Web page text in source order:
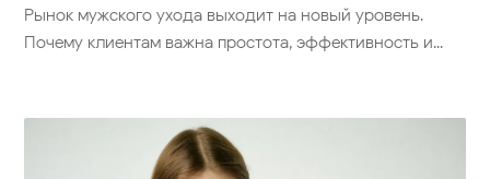
Рынок мужского ухода выходит на новый уровень.
Почему клиентам важна простота, эффективность и...